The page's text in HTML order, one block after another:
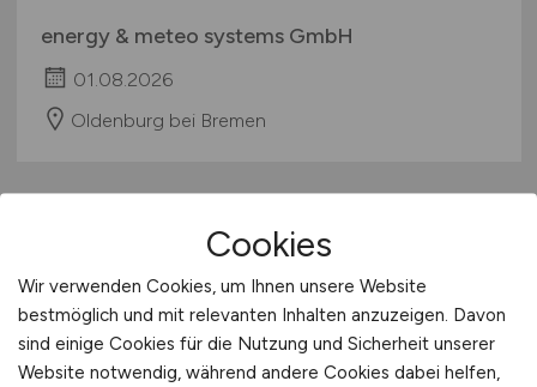
energy & meteo systems GmbH
01.08.2026
Oldenburg bei Bremen
Cookies
Wir verwenden Cookies, um Ihnen unsere Website
bestmöglich und mit relevanten Inhalten anzuzeigen. Davon
sind einige Cookies für die Nutzung und Sicherheit unserer
Website notwendig, während andere Cookies dabei helfen,